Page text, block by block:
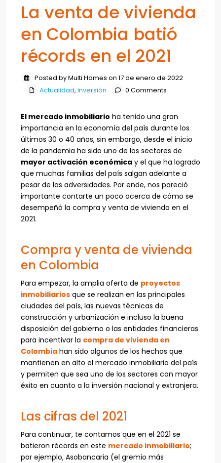
La venta de vivienda
en Colombia batió
récords en el 2021
Posted by Multi Homes on 17 de enero de 2022
Actualidad, Inversión 0 Comments
El mercado inmobiliario ha tenido una gran
importancia en la economía del país durante los
últimos 30 o 40 años, sin embargo, desde el inicio
de la pandemia ha sido uno de los sectores de
mayor activación económica y el que ha logrado
que muchas familias del país salgan adelante a
pesar de las adversidades. Por ende, nos pareció
importante contarte un poco acerca de cómo se
desempeñó la compra y venta de vivienda en el
2021.
Compra y venta de vivienda
en Colombia
Para empezar, la amplia oferta de proyectos
inmobiliarios que se realizan en las principales
ciudades del país, las nuevas técnicas de
construcción y urbanización e incluso la buena
disposición del gobierno o las entidades financieras
para incentivar la compra de vivienda en
Colombia han sido algunos de los hechos que
mantienen en alto el mercado inmobiliario del país
y permiten que sea uno de los sectores con mayor
éxito en cuanto a la inversión nacional y extranjera.
Las cifras del 2021
Para continuar, te contamos que en el 2021 se
batieron récords en este mercado inmobiliario;
por ejemplo, Asobancaria (el gremio más